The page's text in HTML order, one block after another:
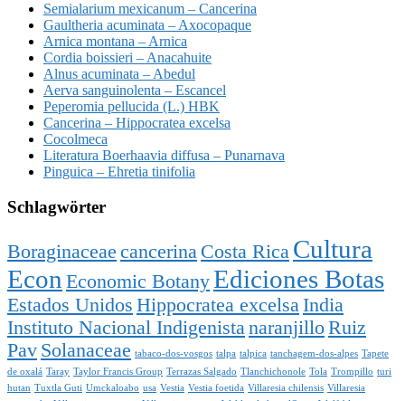
Semialarium mexicanum – Cancerina
Gaultheria acuminata – Axocopaque
Arnica montana – Arnica
Cordia boissieri – Anacahuite
Alnus acuminata – Abedul
Aerva sanguinolenta – Escancel
Peperomia pellucida (L.) HBK
Cancerina – Hippocratea excelsa
Cocolmeca
Literatura Boerhaavia diffusa – Punarnava
Pinguica – Ehretia tinifolia
Schlagwörter
Boraginaceae cancerina Costa Rica Cultura
Econ Economic BotanyEdiciones Botas
Estados Unidos Hippocratea excelsa India
Instituto Nacional Indigenista naranjilloRuiz
Pav Solanaceae tabaco-dos-vosgos talpa talpica tanchagem-dos-alpes Tapete
de oxalá Taray Taylor Francis Group Terrazas Salgado Tlanchichonole Tola Trompillo turi
hutan Tuxtla Guti Umckaloabo usa Vestia Vestia foetida Villaresia chilensis Villaresia